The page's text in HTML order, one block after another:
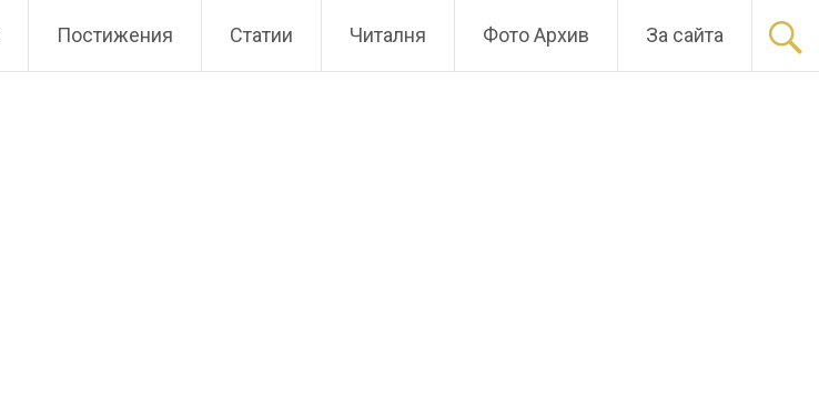
Постижения Статии Читалня Фото Архив За сайта